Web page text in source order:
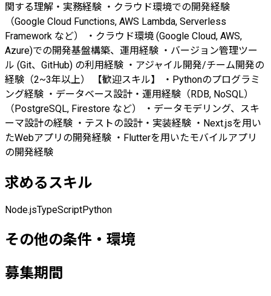
関する理解・実務経験 ・クラウド環境での開発経験
（Google Cloud Functions, AWS Lambda, Serverless
Framework など） ・クラウド環境 (Google Cloud, AWS,
Azure)での開発基盤構築、運用経験 ・バージョン管理ツー
ル (Git、GitHub) の利用経験 ・アジャイル開発/チーム開発の
経験（2~3年以上） 【歓迎スキル】 ・Pythonのプログラミ
ング経験 ・データベース設計・運用経験（RDB, NoSQL）
（PostgreSQL, Firestore など） ・データモデリング、スキ
ーマ設計の経験 ・テストの設計・実装経験 ・Next.jsを用い
たWebアプリの開発経験 ・Flutterを用いたモバイルアプリ
の開発経験
求めるスキル
Node.jsTypeScriptPython
その他の条件・環境
募集期間